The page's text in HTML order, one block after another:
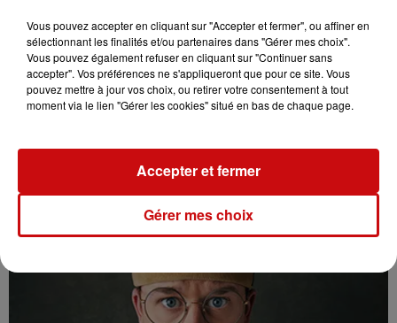
Le 27 novembre 2026 de 20h30 à 23h59
VÉRINO RODÉO FESTIVAL DE L'HUMOUR
Vous pouvez accepter en cliquant sur "Accepter et fermer", ou affiner en
sélectionnant les finalités et/ou partenaires dans "Gérer mes choix".
Vous pouvez également refuser en cliquant sur "Continuer sans
accepter". Vos préférences ne s'appliqueront que pour ce site. Vous
pouvez mettre à jour vos choix, ou retirer votre consentement à tout
moment via le lien "Gérer les cookies" situé en bas de chaque page.
Gérer mes choix
Accepter et fermer